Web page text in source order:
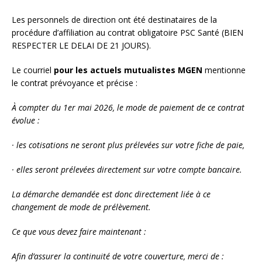
Les personnels de direction ont été destinataires de la
procédure d’affiliation au contrat obligatoire PSC Santé (BIEN
RESPECTER LE DELAI DE 21 JOURS).
Le courriel pour les actuels mutualistes MGEN mentionne
le contrat prévoyance et précise :
À compter du 1er mai 2026, le mode de paiement de ce contrat
évolue :
· les cotisations ne seront plus prélevées sur votre fiche de paie,
· elles seront prélevées directement sur votre compte bancaire.
La démarche demandée est donc directement liée à ce
changement de mode de prélèvement.
Ce que vous devez faire maintenant :
Afin d’assurer la continuité de votre couverture, merci de :